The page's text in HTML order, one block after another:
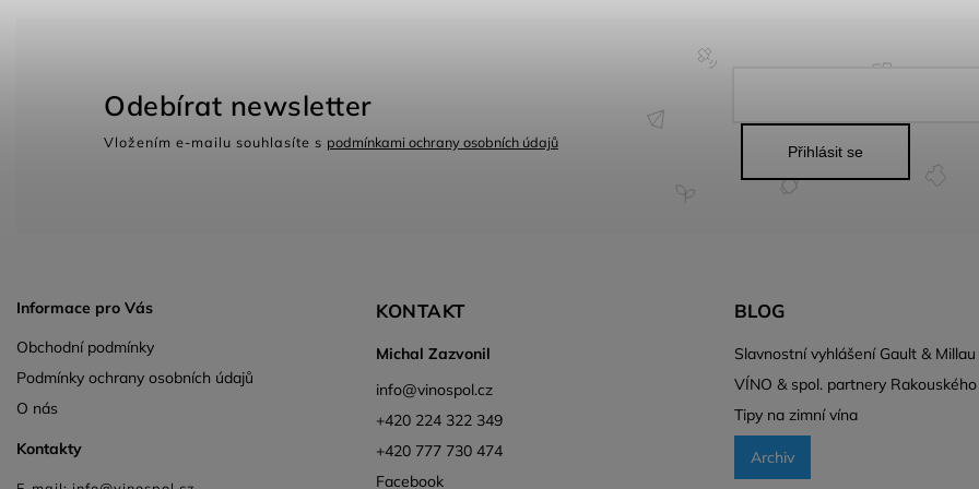
Odebírat newsletter
Vložením e-mailu souhlasíte s podmínkami ochrany osobních údajů
Přihlásit se
Informace pro Vás
Obchodní podmínky
Podmínky ochrany osobních údajů
O nás
Kontakty
KONTAKT
Michal Zazvonil
info@vinospol.cz
+420 224 322 349
+420 777 730 474
Facebook
BLOG
Slavnostní vyhlášení Gault & Millau
VÍNO & spol. partnery
Tipy na zimní vína
Archiv